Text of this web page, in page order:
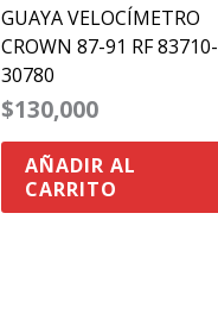
GUAYA VELOCÍMETRO
CROWN 87-91 RF 83710-
30780
$130,000
AÑADIR AL
CARRITO